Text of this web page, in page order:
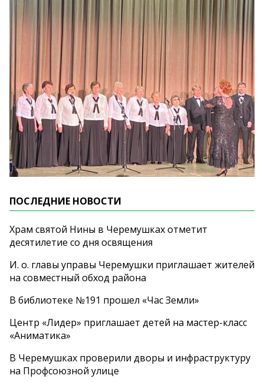
ПОСЛЕДНИЕ НОВОСТИ
Храм святой Нины в Черемушках отметит
десятилетие со дня освящения
И. о. главы управы Черемушки приглашает жителей
на совместный обход района
В библиотеке №191 прошел «Час Земли»
Центр «Лидер» приглашает детей на мастер-класс
«Аниматика»
В Черемушках проверили дворы и инфраструктуру
на Профсоюзной улице